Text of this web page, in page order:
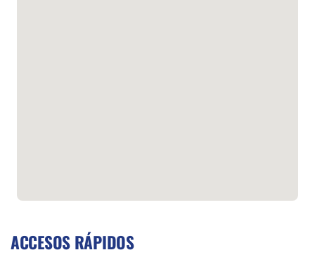
ACCESOS RÁPIDOS